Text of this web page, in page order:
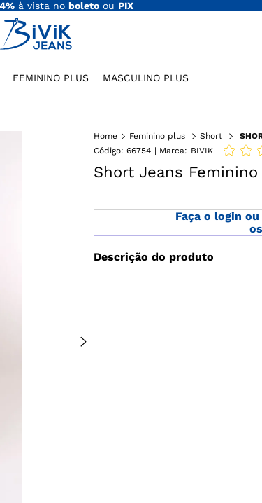
4%à vista no boletoou PIX
FEMININO PLUS MASCULINO PLUS
Home Feminino plus Short
Código:66754 BIVIK
Short Jeans
Faça o login
Descrição do produto